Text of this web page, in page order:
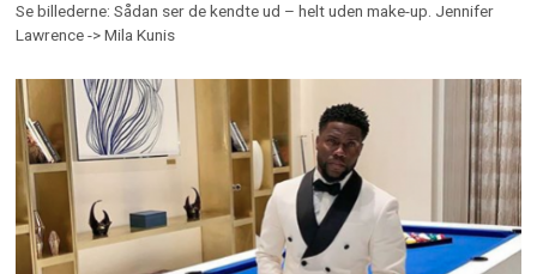
Se billederne: Sådan ser de kendte ud – helt uden make-up. Jennifer
Lawrence -> Mila Kunis